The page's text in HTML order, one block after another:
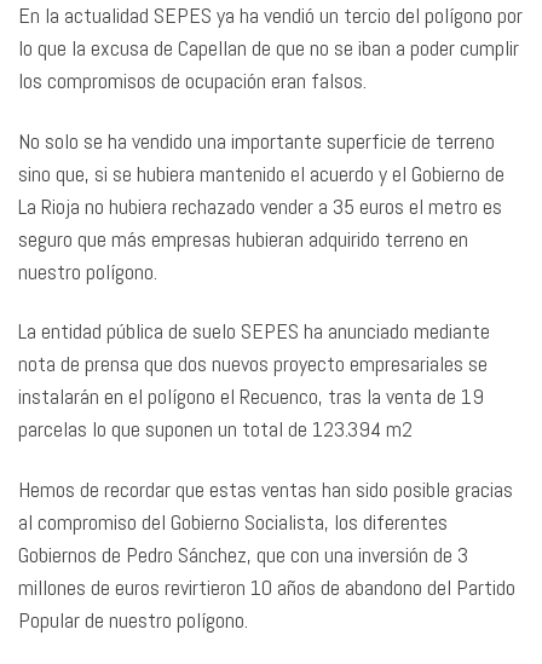
En la actualidad SEPES ya ha vendió un tercio del polígono por
lo que la excusa de Capellan de que no se iban a poder cumplir
los compromisos de ocupación eran falsos.
No solo se ha vendido una importante superficie de terreno
sino que, si se hubiera mantenido el acuerdo y el Gobierno de
La Rioja no hubiera rechazado vender a 35 euros el metro es
seguro que más empresas hubieran adquirido terreno en
nuestro polígono.
La entidad pública de suelo SEPES ha anunciado mediante
nota de prensa que dos nuevos proyecto empresariales se
instalarán en el polígono el Recuenco, tras la venta de 19
parcelas lo que suponen un total de 123.394 m2
Hemos de recordar que estas ventas han sido posible gracias
al compromiso del Gobierno Socialista, los diferentes
Gobiernos de Pedro Sánchez, que con una inversión de 3
millones de euros revirtieron 10 años de abandono del Partido
Popular de nuestro polígono.